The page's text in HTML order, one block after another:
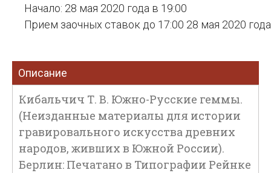
Начало: 28 мая 2020 года в 19:00
Прием заочных ставок до 17:00 28 мая 2020 года
Описание
Кибальчич Т. В. Южно-Русские геммы.
(Неизданные материалы для истории
гравировального искусства древних
народов, живших в Южной России).
Берлин: Печатано в Типографии Рейнке